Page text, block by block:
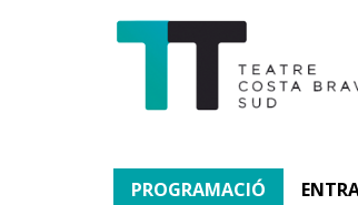
PROGRAMACIÓ